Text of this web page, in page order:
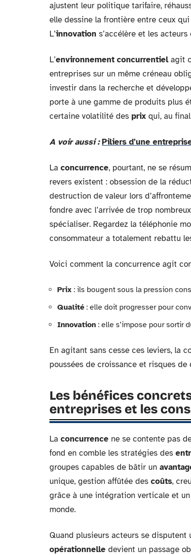
ajustent leur politique tarifaire,
elle dessine la frontière entre ceux
L’innovation s’accélère et les
L’environnement concurrentielagit
entreprises sur un même créneau
investir dans la recherche et
porte à une gamme de produits plus
certaine volatilité des prix qui, au
A voir aussi : Piliers d'une
La concurrence, pourtant, ne se
revers existent : obsession de la
destruction de valeur lors
fondre avec l’arrivée de trop
spécialiser. Regardez la téléphonie
consommateur a totalement rebattu
Voici comment la concurrence agit
Prix : ils bougent sous la pression
Qualité : elle doit progresser pour
Innovation : elle s’impose pour sortir
En agitant sans cesse ces leviers, la
poussées de croissance et risques de
Les bénéfices
entreprises et les
La concurrence ne se contente pas
fond en comble les stratégies des
groupes capables de bâtir un
unique, gestion affûtée des coûts,
grâce à une intégration verticale et
monde.
Quand plusieurs acteurs se disputent
opérationnelle devient un passage